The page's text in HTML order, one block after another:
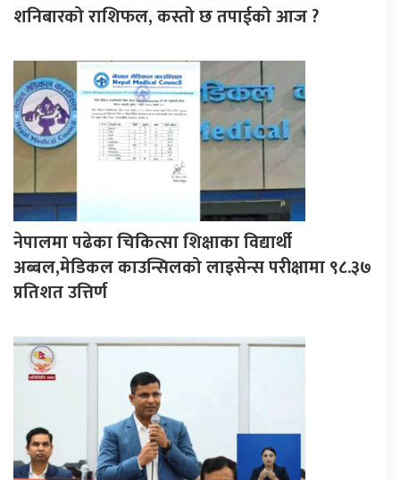
शनिबारको राशिफल, कस्तो छ तपाईको आज ?
नेपालमा पढेका चिकित्सा शिक्षाका विद्यार्थी
अब्बल,मेडिकल काउन्सिलको लाइसेन्स परीक्षामा ९८.३७
प्रतिशत उत्तिर्ण